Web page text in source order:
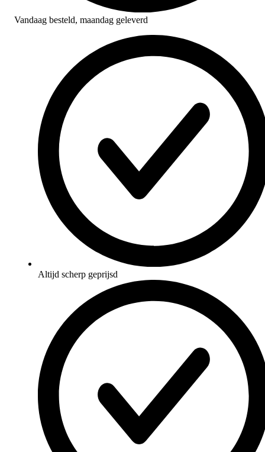
Vandaag besteld, maandag geleverd
Altijd scherp geprijsd